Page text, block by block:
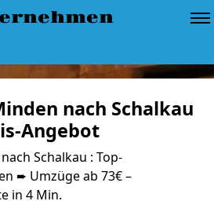
nach Schalkau
Angebot
Schalkau : Top-
➨ Umzüge ab 73€ –
in 4 Min.